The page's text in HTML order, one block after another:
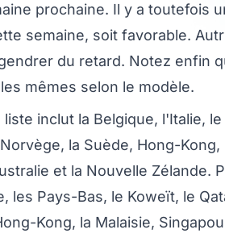
prochaine. Il y a toutefois
semaine, soit favorable.
du retard. Notez enfin
mêmes selon le modèle.
inclut la Belgique, l'Italie,
la Suède, Hong-
et la Nouvelle Zélande.
les Pays-Bas, le Koweït, le
Kong, la Malaisie,